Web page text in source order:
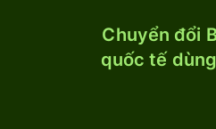
Chuyển đổi
quốc tế